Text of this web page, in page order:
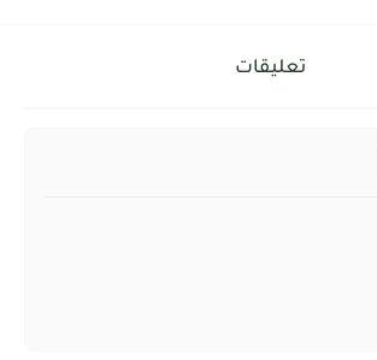
تعليقات